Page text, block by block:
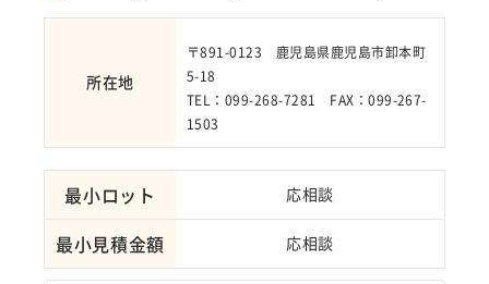
所在地
〒891-0123 鹿児島県鹿児島市卸本町
5-18
TEL：099-268-7281 FAX：099-267-
1503
最小ロット 応相談
最小見積金額 応相談